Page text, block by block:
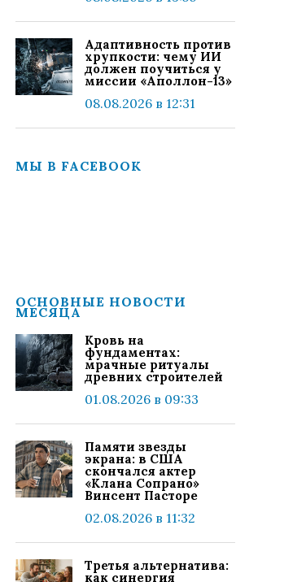
Адаптивность против
хрупкости: чему ИИ
должен поучиться у
миссии «Аполлон-13»
08.08.2026 в 12:31
МЫ В FACEBOOK
ОСНОВНЫЕ НОВОСТИ
МЕСЯЦА
Кровь на
фундаментах:
мрачные ритуалы
древних строителей
01.08.2026 в 09:33
Памяти звезды
экрана: в США
скончался актер
«Клана Сопрано»
Винсент Пасторе
02.08.2026 в 11:32
Третья альтернатива:
как синергия